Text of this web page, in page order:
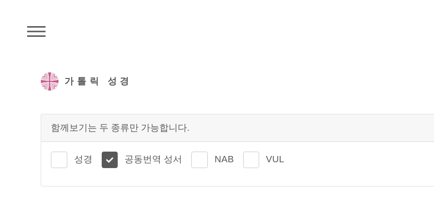
가톨릭 성경
함께보기는 두 종류만 가능합니다.
성경 공동번역 성서 NAB VUL